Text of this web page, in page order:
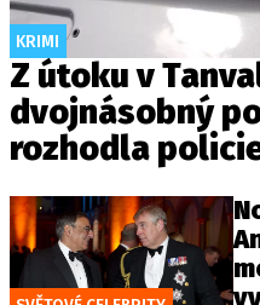
KRIMI
Z útoku v
dvojnásobný
rozhodla